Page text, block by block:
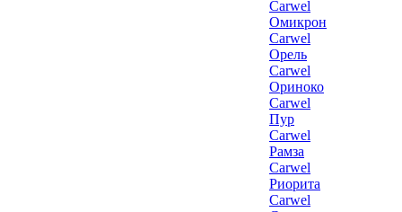
Carwel
Омикрон
Carwel
Орель
Carwel
Ориноко
Carwel
Пур
Carwel
Рамза
Carwel
Риорита
Carwel